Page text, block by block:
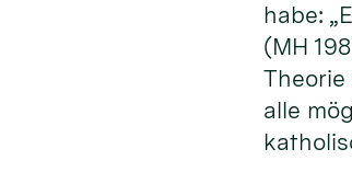
habe:
(MH
alle